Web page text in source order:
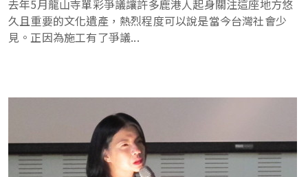
去年5月龍山寺單彩爭議讓許多鹿港人起身關注這座地方悠
久且重要的文化遺產，熱烈程度可以說是當今台灣社會少
見。正因為施工有了爭議...